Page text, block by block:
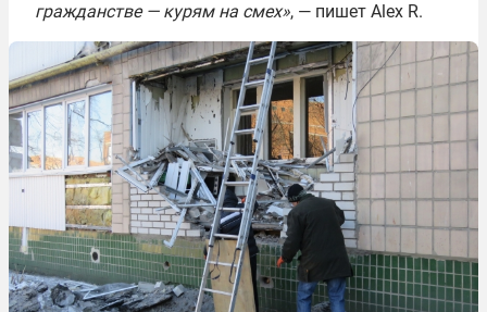
гражданстве — курям на смех», — пишет Alex R.